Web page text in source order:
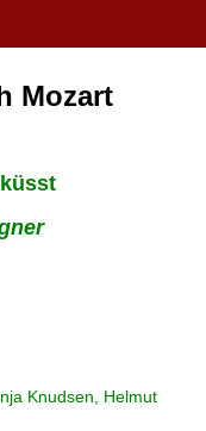
Mozart
Knudsen, Helmut